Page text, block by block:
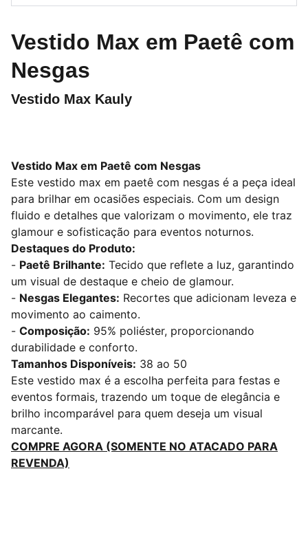
Vestido Max em Paetê com
Nesgas
Vestido Max Kauly
Vestido Max em Paetê com Nesgas
Este vestido max em paetê com nesgas é a peça ideal
para brilhar em ocasiões especiais. Com um design
fluido e detalhes que valorizam o movimento, ele traz
glamour e sofisticação para eventos noturnos.
Destaques do Produto:
- Paetê Brilhante: Tecido que reflete a luz, garantindo
um visual de destaque e cheio de glamour.
- Nesgas Elegantes: Recortes que adicionam leveza e
movimento ao caimento.
- Composição: 95% poliéster, proporcionando
durabilidade e conforto.
Tamanhos Disponíveis: 38 ao 50
Este vestido max é a escolha perfeita para festas e
eventos formais, trazendo um toque de elegância e
brilho incomparável para quem deseja um visual
marcante.
COMPRE AGORA (SOMENTE NO ATACADO PARA
REVENDA)